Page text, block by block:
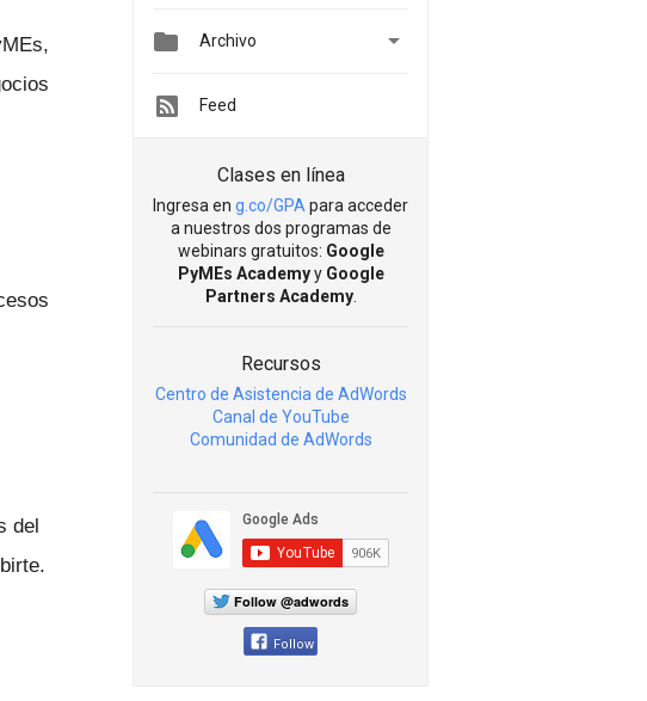
del
 Archivo 
Feed
Clases en línea
Ingresa en g.co/GPA para acceder
a nuestros dos programas de
webinars gratuitos: Google
PyMEs Academyy Google
Partners Academy.
Recursos
Centro de Asistencia de AdWords
Canal de YouTube
Comunidad de AdWords
Follow @adwords
Follow